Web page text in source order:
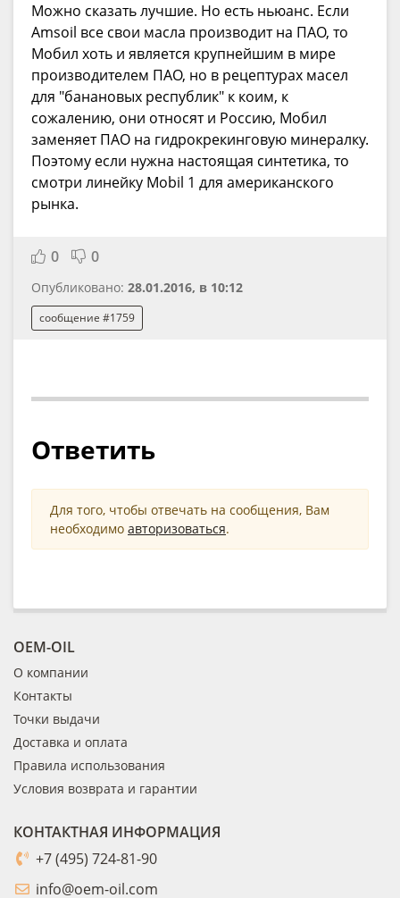
Можно сказать лучшие. Но есть ньюанс. Если
Amsoil все свои масла производит на ПАО, то
Мобил хоть и является крупнейшим в мире
производителем ПАО, но в рецептурах масел
для "банановых республик" к коим, к
сожалению, они относят и Россию, Мобил
заменяет ПАО на гидрокрекинговую минералку.
Поэтому если нужна настоящая синтетика, то
смотри линейку Mobil 1 для американского
рынка.
0 0
Опубликовано: 28.01.2016, в 10:12
сообщение #1759
Ответить
Для того, чтобы отвечать на сообщения, Вам
необходимо авторизоваться.
OEM-OIL
О компании
Контакты
Точки выдачи
Доставка и оплата
Правила использования
Условия возврата и гарантии
КОНТАКТНАЯ ИНФОРМАЦИЯ
+7 (495) 724-81-90
info@oem-oil.com